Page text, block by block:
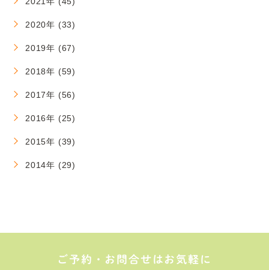
2020年 (33)
2019年 (67)
2018年 (59)
2017年 (56)
2016年 (25)
2015年 (39)
2014年 (29)
ご予約・お問合せはお気軽に